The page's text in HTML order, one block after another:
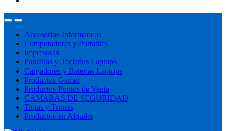
Accesorios Informaticos
Computadoras y Portatiles
Impresoras
Pantallas y Teclados Laptops
Cargadores y Baterias Laptops
Productos Gamer
Productos Puntos de Venta
CAMARAS DE SEGURIDAD
Tintas y Toners
Productos en Alquiler